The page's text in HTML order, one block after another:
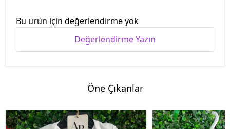
Bu ürün için değerlendirme yok
Değerlendirme Yazın
Öne Çıkanlar